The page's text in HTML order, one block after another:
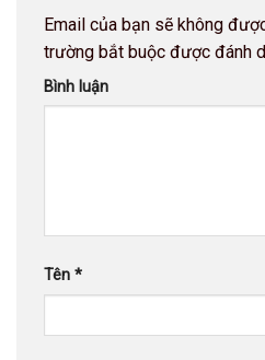
Email của bạn sẽ không
trường bắt buộc được đánh
Bình luận
Tên *